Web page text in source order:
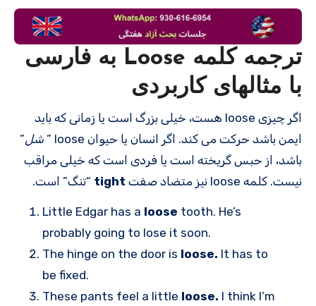
ترجمه کلمه Loose به فارسی
با مثالهای کاربردی
اگر چیزی loose هست، خیلی بزرگ است یا زمانی که باید
ایمن باشد حرکت می کند. اگر انسان یا حیوان loose ”
شل”
باشد، از حبس گریخته است یا فردی است که خیلی مراقب
نیست. کلمه loose نیز متضاد صفت
tight “تنگ” است.
Little Edgar has a loose tooth. He’s
probably going to lose it soon.
The hinge on the door is loose. It has to
be fixed.
These pants feel a little loose. I think I’m